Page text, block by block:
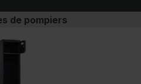
de pompiers